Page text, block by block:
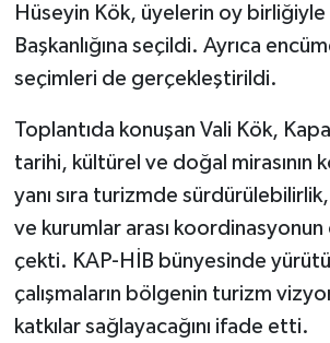
Hüseyin Kök, üyelerin oy birliğiyle
Başkanlığına seçildi. Ayrıca
seçimleri de gerçekleştirildi.
Toplantıda konuşan Vali Kök,
tarihi, kültürel ve doğal mirasının
yanı sıra turizmde
ve kurumlar arası
çekti. KAP-HİB bünyesinde
çalışmaların bölgenin turizm
katkılar sağlayacağını ifade etti.